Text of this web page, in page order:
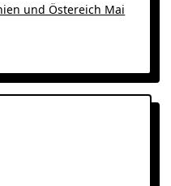
und Östereich Mai